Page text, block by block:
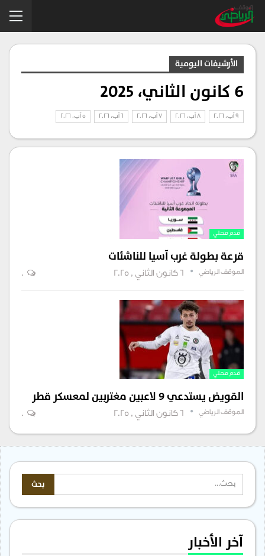
الأرشيفات اليومية
6 كانون الثاني، 2025
قدم محلي
قرعة بطولة غرب آسيا للناشئات
الموقف الرياضي 0
قدم محلي
القويض يستدعي ٩ لاعبين مغتربين لمعسكر قطر
الموقف الرياضي 0
آخر الأخبار